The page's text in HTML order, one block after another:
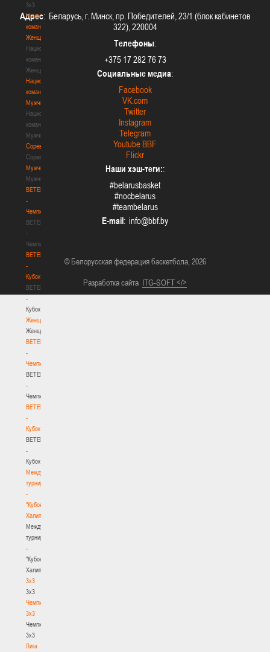
3х3
Национальная
команда.
Женщины
Национальная
команда.
Женщины
Национальная
команда.
Мужчины
Национальная
команда.
Мужчины
Соревнования
Соревнования
Мужчины
Мужчины
BETERA
-
Чемпионат
BETERA
-
Чемпионат
BETERA
-
Кубок
BETERA
-
Кубок
Женщины
Женщины
BETERA
-
Чемпионат
BETERA
-
Чемпионат
BETERA
-
Кубок
BETERA
-
Кубок
Международный
турнир
-
"Кубок
Халипского"
Международный
турнир
-
"Кубок
Халипского"
3x3
3x3
Чемпионат
3х3
Чемпионат
3х3
Лига
Адрес: Беларусь, г. Минск, пр. Победителей, 23/1 (блок кабинетов
322), 220004
Телефоны:
+375 17 282 76 73
Социальные медиа:
Facebook
VK.com
Twitter
Instagram
Telegram
Youtube BBF
Flickr
Наши хэш-теги::
#belarusbasket
#nocbelarus
#teambelarus
E-mail:
© Белорусская федерация баскетбола, 2026
Разработка сайта ITG-SOFT </>